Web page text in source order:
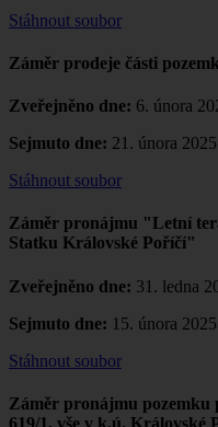
Stáhnout soubor
Záměr prodeje části
Zveřejněno dne: 6. února
Sejmuto dne: 21. února 2025
Stáhnout soubor
Záměr pronájmu "Letní
Statku Královské Poříčí"
Zveřejněno dne: 31. ledna
Sejmuto dne: 15. února 2025
Stáhnout soubor
Záměr pronájmu pozemku
619/1, vše v k.ú. Královské